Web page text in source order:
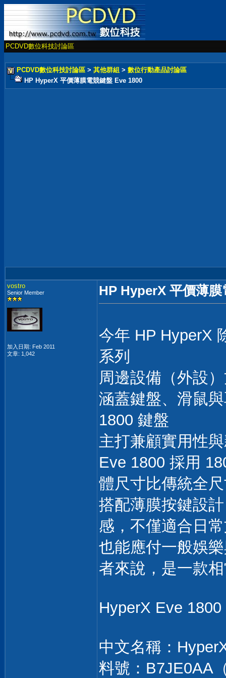
PCDVD數位科技討論區
PCDVD數位科技討論區 > 其他群組 > 數位行動產品討論區
HP HyperX 平價薄膜電競鍵盤 Eve 1800
vostro
Senior Member
加入日期: Feb 2011
文章: 1,042
HP HyperX 平價薄
今年 HP HyperX
系列
周邊設備（外設
涵蓋鍵盤、滑鼠
1800 鍵盤
主打兼顧實用性
Eve 1800 採用
體尺寸比傳統全
搭配薄膜按鍵設
感，不僅適合日
也能應付一般娛
者來說，是一款
HyperX Eve
中文名稱：
料號：B7JE0AA